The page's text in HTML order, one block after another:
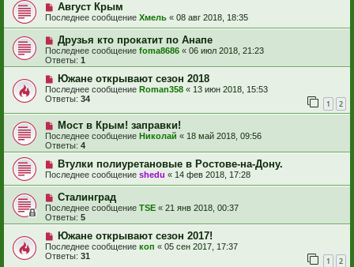
Август Крым
Последнее сообщение Хмель « 08 авг 2018, 18:35
Друзья кто прокатит по Анапе
Последнее сообщение foma8686 « 06 июл 2018, 21:23
Ответы: 1
Южане открывают сезон 2018
Последнее сообщение Roman358 « 13 июн 2018, 15:53
Ответы: 34 1 2
Мост в Крым! заправки!
Последнее сообщение Николай « 18 май 2018, 09:56
Ответы: 4
Втулки полиуретановые в Ростове-на-Дону.
Последнее сообщение shedu « 14 фев 2018, 17:28
Сталинград
Последнее сообщение TSE « 21 янв 2018, 00:37
Ответы: 5
Южане открывают сезон 2017!
Последнее сообщение коп « 05 сен 2017, 17:37
Ответы: 31 1 2